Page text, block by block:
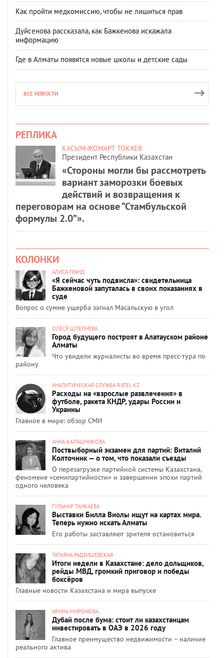
Как пройти медкомиссию, чтобы не лишиться прав
Дуйсенова рассказала, как Бажкенова искажала
информацию
Где в Алматы появятся новые школы и детские сады
ВСЕ НОВОСТИ
РЕПЛИКА
КАСЫМ-ЖОМАРТ ТОКАЕВ
Президент Республики Казахстан
«Стороны могли бы рассмотреть
вариант заморозки боевых
действий и возвращения к
переговорам на основе “Стамбульской
формулы 2.0”».
КОЛОНКИ
АЛИСА ГРАНД
«Я сейчас чуть подвисла»: свидетельница
Бажкеновой запуталась в своих показаниях в
суде
Вопрос о сумме ущерба загнал Масальскую в угол
ОЛЕСЯ ШЛЕПНЕВА
Город будущего построят в Алатауском районе
Алматы
Что увидели журналисты во время пресс-тура по
району
АНАЛИТИЧЕСКАЯ СЛУЖБА RATEL.KZ
Расходы на «взрослые развлечения» в
футболе, ракета КНДР, удары России и
Украины
Главное в мире: обзор СМИ
АННА КАЛАШНИКОВА
Поствыборный экзамен для партий: Виталий
Колточник — о том, что показали съезды
О перезагрузке партийной системы Казахстана,
феномене «семипартийности» и завершении эпохи партий
одного человека
ГУЛЬНАР ТАНКАЕВА
Выставки Билла Виолы ищут на картах мира.
Теперь нужно искать Алматы
Его работы заставляют зрителя остановиться
ТАТЬЯНА РАДЗИШЕВСКАЯ
Итоги недели в Казахстане: дело дольщиков,
рейды МВД, громкий приговор и победы
боксёров
Главные новости Казахстана и мира выпуске
ИРИНА МИРОНОВА
Дубай после бума: стоит ли казахстанцам
инвестировать в ОАЭ в 2026 году
Главное преимущество недвижимости – наличие
реального актива